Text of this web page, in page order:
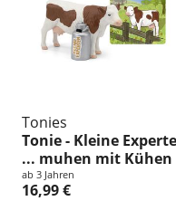
g
Tonies
Tonie - Kleine
... muhen mit Kühen
ab 3 Jahren
16,99 €